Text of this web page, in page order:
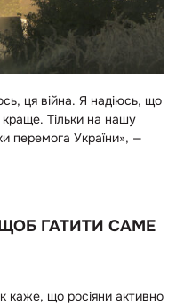
ця війна. Я надіюсь, що
Тільки на нашу
перемога України», —
ГАТИТИ САМЕ
каже, що росіяни активно